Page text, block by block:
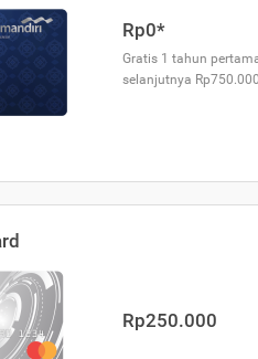
Rp0*
Gratis 1 tahun
selanjutnya
Rp250.000